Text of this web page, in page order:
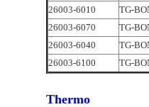
26003-6010
TG-
26003-6070
TG-
26003-6040
TG-
26003-6100
TG-
Thermo